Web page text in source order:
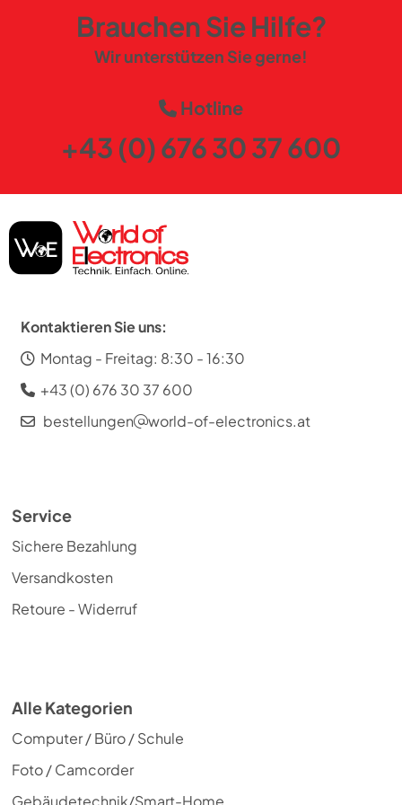
Brauchen Sie Hilfe?
Wir unterstützen Sie gerne!
Hotline
+43 (0) 676 30 37 600
Kontaktieren Sie uns:
Montag - Freitag: 8:30 - 16:30
+43 (0) 676 30 37 600
bestellungen
world-of-electronics.at
Service
Sichere Bezahlung
Versandkosten
Retoure - Widerruf
Alle Kategorien
Computer / Büro / Schule
Foto / Camcorder
Gebäudetechnik/Smart-Home